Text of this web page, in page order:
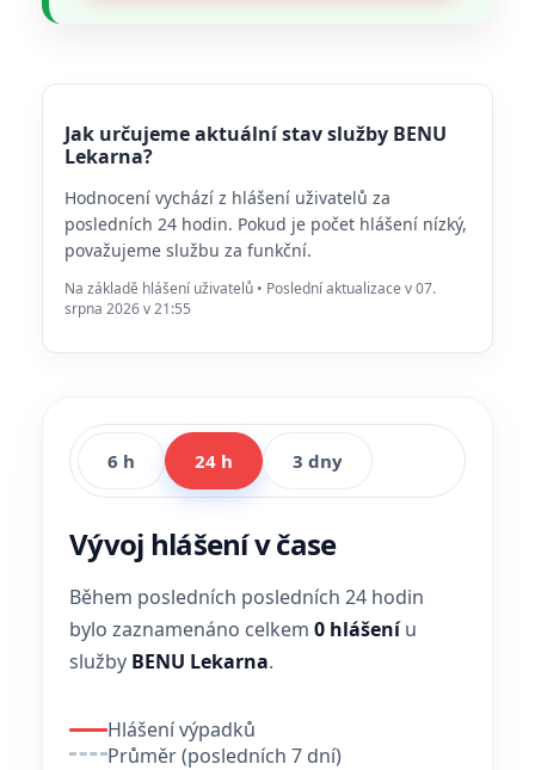
Jak určujeme aktuální stav služby BENU
Lekarna?
Hodnocení vychází z hlášení uživatelů za
posledních 24 hodin. Pokud je počet hlášení nízký,
považujeme službu za funkční.
Na základě hlášení uživatelů • Poslední aktualizace v 07.
srpna 2026 v 21:55
6 h 24 h 3 dny
Vývoj hlášení v čase
Během posledních posledních 24 hodin
bylo zaznamenáno celkem 0 hlášeníu
služby BENU Lekarna.
Hlášení výpadků
Průměr (posledních 7 dní)